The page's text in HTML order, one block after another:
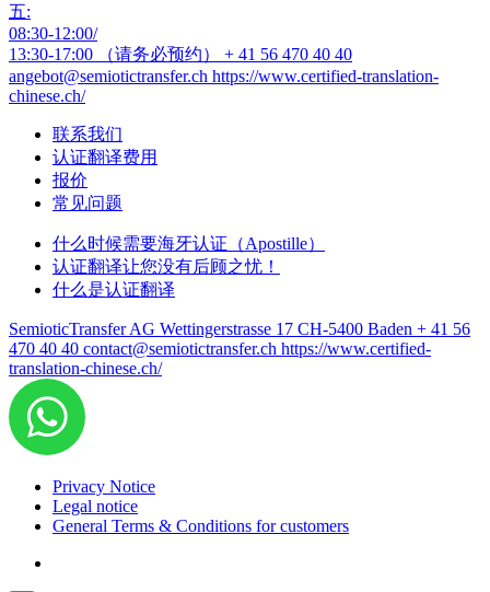
五:
08:30-12:00/
13:30-17:00 （请务必预约） + 41 56 470 40 40
angebot@semiotictransfer.ch https://www.certified-translation-
chinese.ch/
联系我们
认证翻译费用
报价
常见问题
什么时候需要海牙认证（Apostille）
认证翻译让您没有后顾之忧！
什么是认证翻译
SemioticTransfer AG Wettingerstrasse 17 CH-5400 Baden + 41 56
470 40 40 contact@semiotictransfer.ch https://www.certified-
translation-chinese.ch/
Privacy Notice
Legal notice
General Terms & Conditions for customers